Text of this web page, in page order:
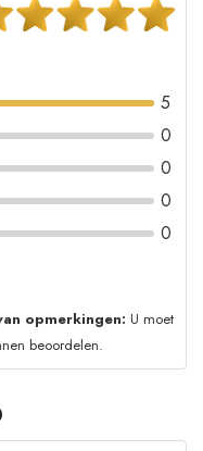
5
0
0
0
0
opmerkingen: U moet
beoordelen.